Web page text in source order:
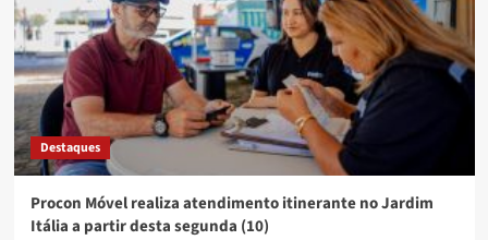
Destaques
Procon Móvel realiza atendimento itinerante no Jardim
Itália a partir desta segunda (10)